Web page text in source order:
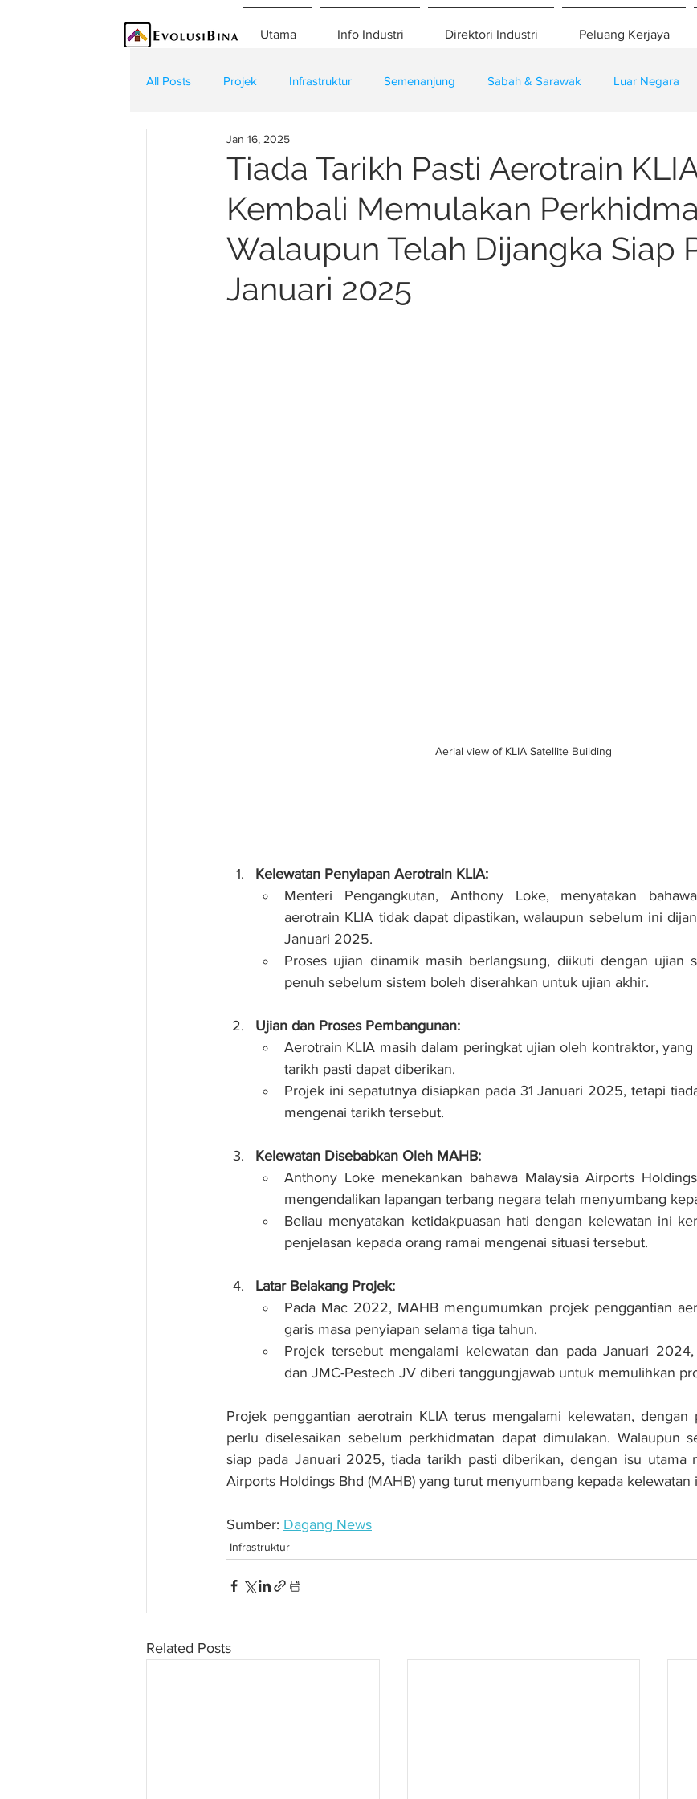
Utama Info Industri Direktori Industri Peluang Kerjaya
All Posts Projek Infrastruktur Semenanjung Sabah & Sarawak Luar Negara
Teknologi Kontraktor
Tiada Tarikh Pasti Aerotrain
Kembali Memulakan
Walaupun Telah Dijangka Siap
Januari 2025
Jan 16, 2025
Aerial view of KLIA Satellite Building
Kelewatan Penyiapan Aerotrain KLIA:
Menteri Pengangkutan, Anthony Loke, menyatakan
aerotrain KLIA tidak dapat dipastikan, walaupun sebelum ini
Januari 2025.
Proses ujian dinamik masih berlangsung, diikuti dengan ujian
penuh sebelum sistem boleh diserahkan untuk ujian akhir.
Ujian dan Proses Pembangunan:
Aerotrain KLIA masih dalam peringkat ujian oleh kontraktor,
tarikh pasti dapat diberikan.
Projek ini sepatutnya disiapkan pada 31 Januari 2025, tetapi
mengenai tarikh tersebut.
Kelewatan Disebabkan Oleh MAHB:
Anthony Loke menekankan bahawa Malaysia Airports
mengendalikan lapangan terbang negara telah menyumbang
Beliau menyatakan ketidakpuasan hati dengan kelewatan ini
penjelasan kepada orang ramai mengenai situasi tersebut.
Latar Belakang Projek:
Pada Mac 2022, MAHB mengumumkan projek penggantian
garis masa penyiapan selama tiga tahun.
Projek tersebut mengalami kelewatan dan pada Januari
dan JMC-Pestech JV diberi tanggungjawab untuk memulihkan
Projek penggantian aerotrain KLIA terus mengalami kelewatan, dengan
perlu diselesaikan sebelum perkhidmatan dapat dimulakan. Walaupun
siap pada Januari 2025, tiada tarikh pasti diberikan, dengan isu utama
Airports Holdings Bhd (MAHB) yang turut menyumbang kepada kelewatan
Sumber: Dagang News
Infrastruktur
Related Posts